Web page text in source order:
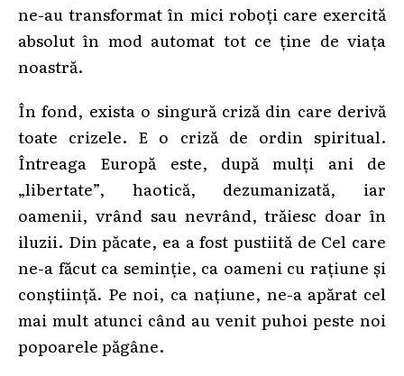
ne-au transformat în mici roboți care exercită
absolut în mod automat tot ce ține de viața
noastră.
În fond, exista o singură criză din care derivă
toate crizele. E o criză de ordin spiritual.
Întreaga Europă este, după mulți ani de
„libertate”, haotică, dezumanizată, iar
oamenii, vrând sau nevrând, trăiesc doar în
iluzii. Din păcate, ea a fost pustiită de Cel care
ne-a făcut ca seminție, ca oameni cu rațiune și
conștiință. Pe noi, ca națiune, ne-a apărat cel
mai mult atunci când au venit puhoi peste noi
popoarele păgâne.